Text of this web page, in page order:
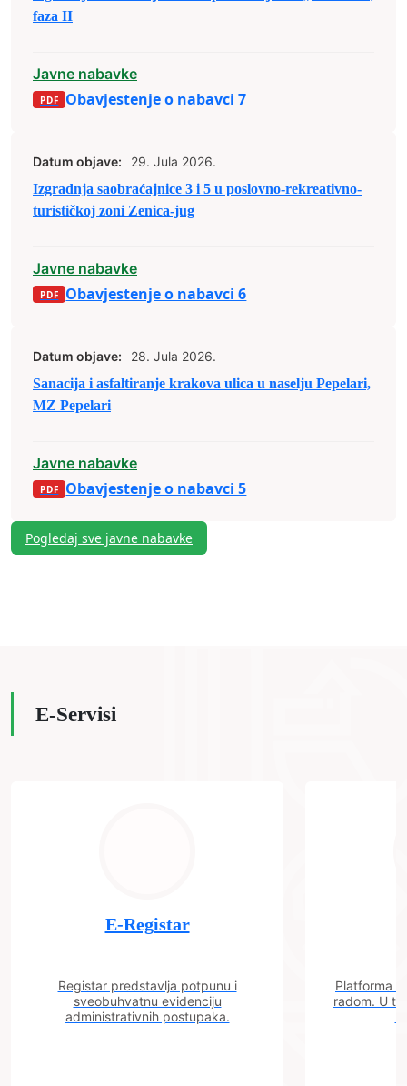
faza II
Javne nabavke
Obavjestenje o nabavci 7
Datum objave:
29. Jula 2026.
Izgradnja saobraćajnice 3 i 5 u poslovno-rekreativno-
turističkoj zoni Zenica-jug
Javne nabavke
Obavjestenje o nabavci 6
Datum objave:
28. Jula 2026.
Sanacija i asfaltiranje krakova ulica u naselju Pepelari,
MZ Pepelari
Javne nabavke
Obavjestenje o nabavci 5
Pogledaj sve javne nabavke
E-Servisi
E-Registar
Registar predstavlja potpunu i
sveobuhvatnu evidenciju
administrativnih postupaka.
Platforma
radom. U